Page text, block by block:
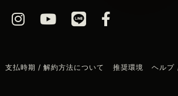
支払時期 / 解約方法について 推奨環境 ヘルプ